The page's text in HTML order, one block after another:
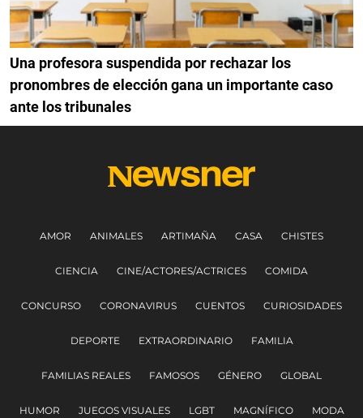
Una profesora suspendida por rechazar los
pronombres de elección gana un importante caso
ante los tribunales
AMOR ANIMALES ARTIMAÑA CASA CHISTES
CIENCIA CINE/ACTORES/ACTRICES COMIDA
CONCURSO CORONAVIRUS CUENTOS CURIOSIDADES
DEPORTE EXTRAORDINARIO FAMILIA
FAMILIAS REALES FAMOSOS GÉNERO GLOBAL
HUMOR JUEGOS VISUALES LGBT MAGNÍFICO MODA